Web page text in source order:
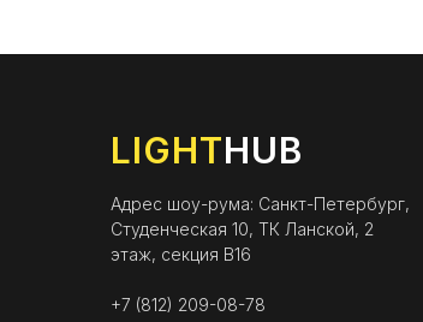
LIGHTHUB
Адрес шоу-рума: Санкт-Петербург,
Студенческая 10, ТК Ланской, 2
этаж, секция B16
+7 (812) 209-08-78